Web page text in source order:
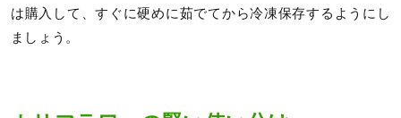
は購入して、すぐに硬めに茹でてから冷凍保存するようにし
ましょう。